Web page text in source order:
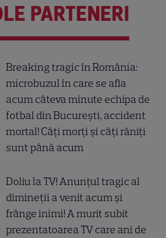
PARTENERI
Breaking tragic în România:
microbuzul în care se afla
acum câteva minute echipa de
fotbal din București, accident
mortal! Câți morți și câți răniți
sunt până acum
Doliu la TV! Anunțul tragic al
dimineții a venit acum și
frânge inimi! A murit subit
prezentatoarea TV care ani de